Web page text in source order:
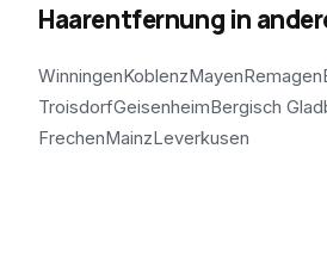
Haarentfernung in
WinningenKoblenzMayenRemagen
TroisdorfGeisenheimBergisch
FrechenMainzLeverkusen